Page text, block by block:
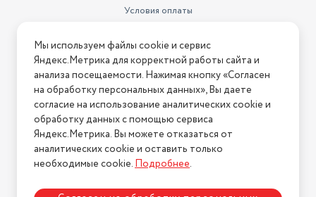
Время автономной работы
17.5 ч
Частота обновления экрана
60 Гц
Тип видеопамяти
Корпус
металлический
Общий объем накопителей
отсутствует
Сканер отпечатков пальцев
есть
Оптический привод
нет
Условия оплаты
Условия возврата
Нашли ошибку на сайте? Напишите нам
2026 © Интернет-магазин "АстМаркет". У нас есть всё!
Политика конфиденциальности
Мы используем файлы cookie и сервис
Яндекс.Метрика для корректной работы сайта и
анализа посещаемости. Нажимая кнопку «Согласен
на обработку персональных данных», Вы даете
согласие на использование аналитических cookie и
обработку данных с помощью сервиса
Яндекс.Метрика. Вы можете отказаться от
аналитических cookie и оставить только
необходимые cookie.Подробнее.